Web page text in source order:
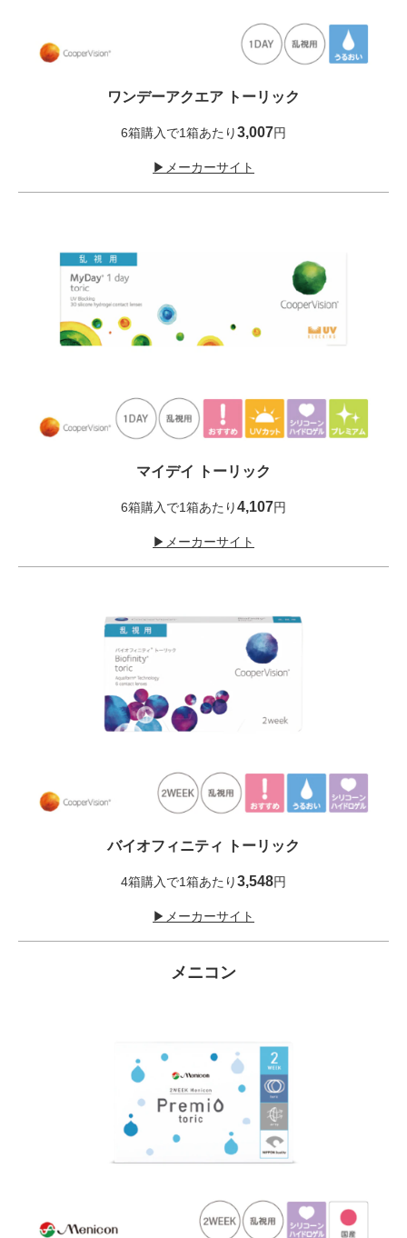
ワンデーアクエア トーリック
6箱購入で1箱あたり3,007円
▶メーカーサイト
マイデイ トーリック
6箱購入で1箱あたり4,107円
▶メーカーサイト
バイオフィニティ トーリック
4箱購入で1箱あたり3,548円
▶メーカーサイト
メニコン